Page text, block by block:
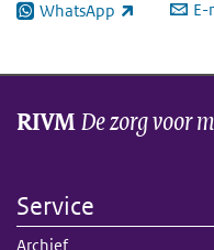
WhatsApp
(externe link) E-
RIVMDe zorg voor
Service
Archief